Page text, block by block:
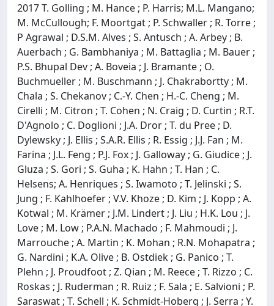
2017 T. Golling ; M. Hance ; P. Harris; M.L. Mangano;
M. McCullough; F. Moortgat ; P. Schwaller ; R. Torre ;
P Agrawal ; D.S.M. Alves ; S. Antusch ; A. Arbey ; B.
Auerbach ; G. Bambhaniya ; M. Battaglia ; M. Bauer ;
P.S. Bhupal Dev ; A. Boveia ; J. Bramante ; O.
Buchmueller ; M. Buschmann ; J. Chakrabortty ; M.
Chala ; S. Chekanov ; C.-Y. Chen ; H.-C. Cheng ; M.
Cirelli ; M. Citron ; T. Cohen ; N. Craig ; D. Curtin ; R.T.
D'Agnolo ; C. Doglioni ; J.A. Dror ; T. du Pree ; D.
Dylewsky ; J. Ellis ; S.A.R. Ellis ; R. Essig ; J.J. Fan ; M.
Farina ; J.L. Feng ; P.J. Fox ; J. Galloway ; G. Giudice ; J.
Gluza ; S. Gori ; S. Guha ; K. Hahn ; T. Han ; C.
Helsens; A. Henriques ; S. Iwamoto ; T. Jelinski ; S.
Jung ; F. Kahlhoefer ; V.V. Khoze ; D. Kim ; J. Kopp ; A.
Kotwal ; M. Krämer ; J.M. Lindert ; J. Liu ; H.K. Lou ; J.
Love ; M. Low ; P.A.N. Machado ; F. Mahmoudi ; J.
Marrouche ; A. Martin ; K. Mohan ; R.N. Mohapatra ;
G. Nardini ; K.A. Olive ; B. Ostdiek ; G. Panico ; T.
Plehn ; J. Proudfoot ; Z. Qian ; M. Reece ; T. Rizzo ; C.
Roskas ; J. Ruderman ; R. Ruiz ; F. Sala ; E. Salvioni ; P.
Saraswat ; T. Schell ; K. Schmidt-Hoberg ; J. Serra ; Y.